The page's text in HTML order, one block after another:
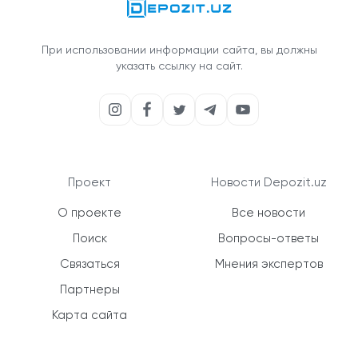
При использовании информации сайта, вы должны
указать ссылку на сайт.
Проект
О проекте
Поиск
Связаться
Партнеры
Карта сайта
Новости Depozit.uz
Все новости
Вопросы-ответы
Мнения экспертов